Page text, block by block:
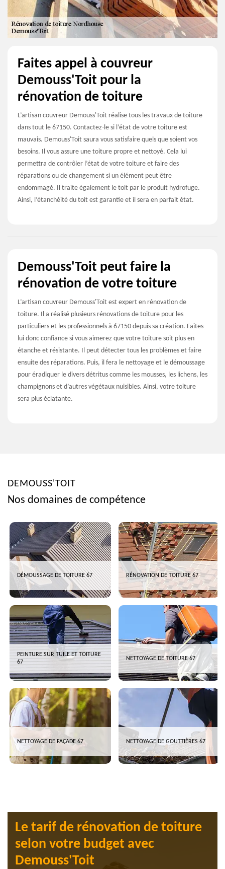
Faites appel à couvreur
Demouss'Toit pour la
rénovation de toiture
L’artisan couvreur Demouss'Toit réalise tous les travaux de toiture
dans tout le 67150. Contactez-le si l’état de votre toiture est
mauvais. Demouss'Toit saura vous satisfaire quels que soient vos
besoins. Il vous assure une toiture propre et nettoyé. Cela lui
permettra de contrôler l’état de votre toiture et faire des
réparations ou de changement si un élément peut être
endommagé. Il traite également le toit par le produit hydrofuge.
Ainsi, l’étanchéité du toit est garantie et il sera en parfait état.
Demouss'Toit peut faire la
rénovation de votre toiture
L’artisan couvreur Demouss'Toit est expert en rénovation de
toiture. Il a réalisé plusieurs rénovations de toiture pour les
particuliers et les professionnels à 67150 depuis sa création. Faites-
lui donc confiance si vous aimerez que votre toiture soit plus en
étanche et résistante. Il peut détecter tous les problèmes et faire
ensuite des réparations. Puis, il fera le nettoyage et le démoussage
pour éradiquer le divers détritus comme les mousses, les lichens, les
champignons et d’autres végétaux nuisibles. Ainsi, votre toiture
sera plus éclatante.
DEMOUSS'TOIT
Nos domaines de compétence
DÉMOUSSAGE DE TOITURE 67 RÉNOVATION DE TOITURE 67
PEINTURE SUR TUILE ET TOITURE
67
NETTOYAGE DE TOITURE 67
NETTOYAGE DE FAÇADE 67 NETTOYAGE DE GOUTTIÈRES 67
Le tarif de rénovation de toiture
selon votre budget avec
Demouss'Toit